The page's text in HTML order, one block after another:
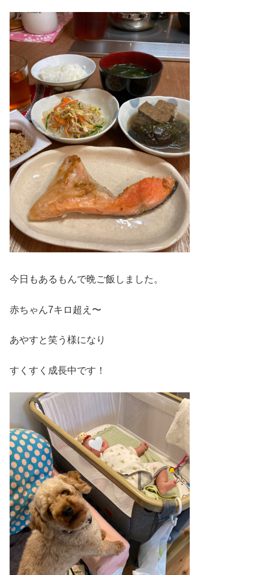
今日もあるもんで晩ご飯しました。
赤ちゃん7キロ超え〜
あやすと笑う様になり
すくすく成長中です！